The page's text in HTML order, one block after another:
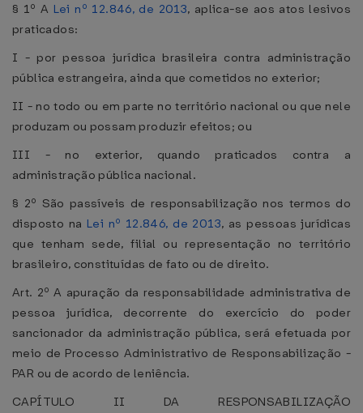
§ 1º A Lei nº 12.846, de 2013, aplica-se aos atos lesivos
praticados:
I - por pessoa jurídica brasileira contra administração
pública estrangeira, ainda que cometidos no exterior;
II - no todo ou em parte no território nacional ou que nele
produzam ou possam produzir efeitos; ou
III - no exterior, quando praticados contra a
administração pública nacional.
§ 2º São passíveis de responsabilização nos termos do
disposto na Lei nº 12.846, de 2013, as pessoas jurídicas
que tenham sede, filial ou representação no território
brasileiro, constituídas de fato ou de direito.
Art. 2º A apuração da responsabilidade administrativa de
pessoa jurídica, decorrente do exercício do poder
sancionador da administração pública, será efetuada por
meio de Processo Administrativo de Responsabilização -
PAR ou de acordo de leniência.
CAPÍTULO II DA RESPONSABILIZAÇÃO